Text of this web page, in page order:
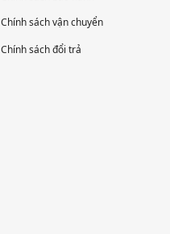
Chính sách vận chuyển
Chính sách đổi trả